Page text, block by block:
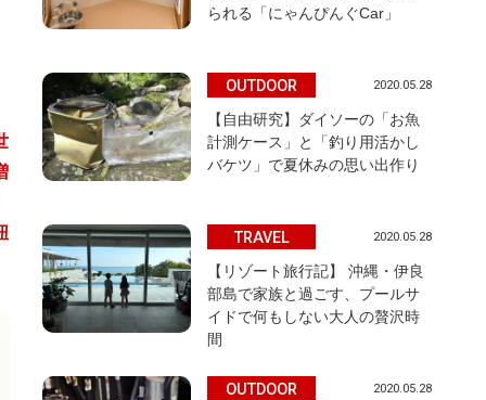
られる「にゃんぴんぐCar」
OUTDOOR 2020.05.28
【自由研究】ダイソーの「お魚
計測ケース」と「釣り用活かし
バケツ」で夏休みの思い出作り
TRAVEL 2020.05.28
【リゾート旅行記】 沖縄・伊良
部島で家族と過ごす、プールサ
イドで何もしない大人の贅沢時
間
OUTDOOR 2020.05.28